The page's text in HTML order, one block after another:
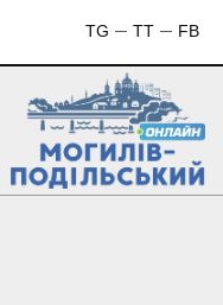
FB
TT
TG